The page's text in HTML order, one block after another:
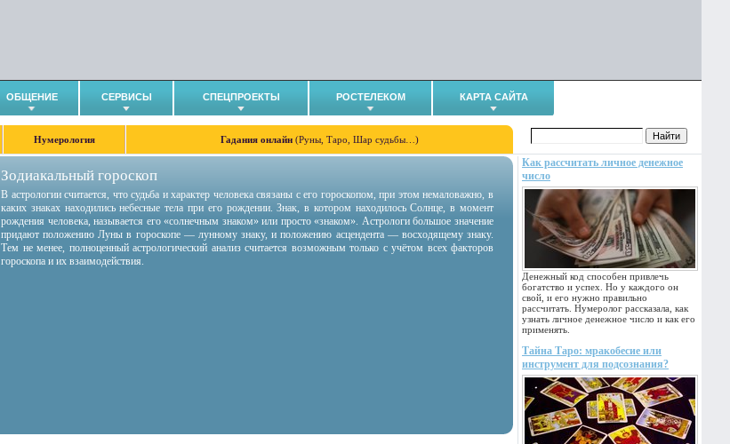
ОБЩЕНИЕ СЕРВИСЫ СПЕЦПРОЕКТЫ РОСТЕЛЕКОМ КАРТА САЙТА
Нумерология Гадания онлайн (Руны, Таро, Шар судьбы…)
Как рассчитать личное денежное
число
Денежный код способен привлечь
богатство и успех. Но у каждого он
свой, и его нужно правильно
рассчитать. Нумеролог рассказала, как
узнать личное денежное число и как его
применять.
Тайна Таро: мракобесие или
инструмент для подсознания?
Зодиакальный гороскоп
В астрологии считается, что судьба и характер человека связаны с его гороскопом, при этом немаловажно, в
каких знаках находились небесные тела при его рождении. Знак, в котором находилось Солнце, в момент
рождения человека, называется его «солнечным знаком» или просто «знаком». Астрологи большое значение
придают положению Луны в гороскопе — лунному знаку, и положению асцендента — восходящему знаку.
Тем не менее, полноценный астрологический анализ считается возможным только с учётом всех факторов
гороскопа и их взаимодействия.